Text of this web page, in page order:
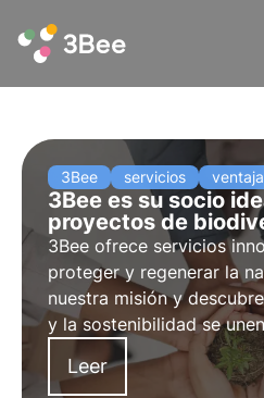
3Bee servicios
3Bee es su socio
proyectos de
3Bee ofrece servicios
proteger y regenerar la
nuestra misión y
y la sostenibilidad se
más verde para las
Leer